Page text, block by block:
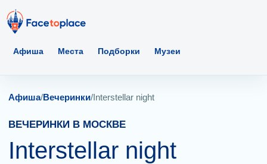
Афиша Места Подборки Музеи
Афиша/Вечеринки/Interstellar night
ВЕЧЕРИНКИ В МОСКВЕ
Interstellar night